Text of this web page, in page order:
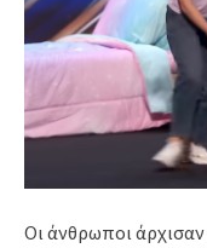
Οι άνθρωποι άρχισαν